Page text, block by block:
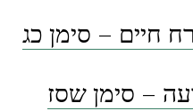
חיים – סימן כג
– סימן שסז